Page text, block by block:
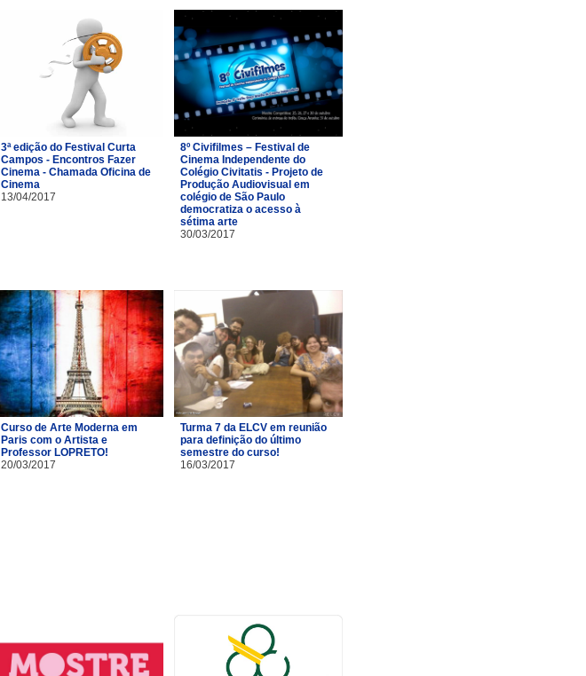
3ª edição do Festival Curta
Campos - Encontros Fazer
Cinema - Chamada Oficina de
Cinema
13/04/2017
8º Civifilmes – Festival de
Cinema Independente do
Colégio Civitatis - Projeto de
Produção Audiovisual em
colégio de São Paulo
democratiza o acesso à
sétima arte
30/03/2017
Curso de Arte Moderna em
Paris com o Artista e
Professor LOPRETO!
20/03/2017
Turma 7 da ELCV em reunião
para definição do último
semestre do curso!
16/03/2017